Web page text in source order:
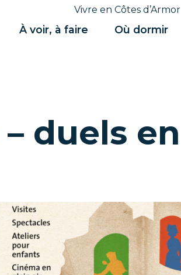
Vivre en Côtes d’Armor
À voir, à faire Où dormir
duels en